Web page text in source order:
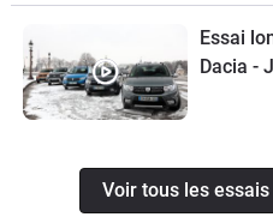
Essai
Dacia -
Voir tous les